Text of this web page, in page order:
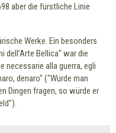
aber die fürstliche Linie
Werke. Ein besonders
Bellica" war die
necessarie alla guerra, egli
denaro" ("Würde man
Dingen fragen, so würde er